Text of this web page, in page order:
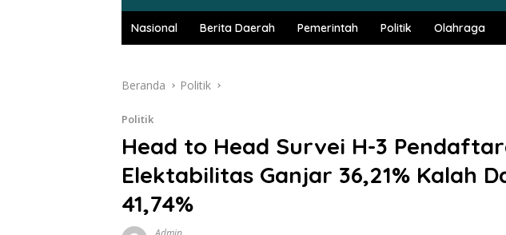
Nasional Berita Daerah Pemerintah Politik Olahraga
Beranda Politik
Politik
Head to Head Survei H-3
Elektabilitas Ganjar 36,21% Kalah
41,74%